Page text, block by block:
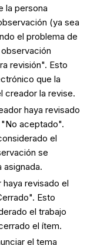
la persona
(ya sea
el problema de
revisión". Esto
que la
creador la revise.
haya revisado
aceptado".
el
se
asignada.
revisado el
Esto
el trabajo
el ítem.
el tema